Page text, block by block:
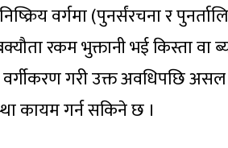
वर्गमा (पुनर्संरचना र
रकम भुक्तानी भई किस्ता वा
वर्गीकरण गरी उक्त अवधिपछि असल
कायम गर्न सकिने छ ।